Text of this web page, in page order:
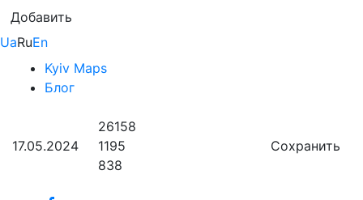
Добавить
UaRuEn
Kyiv Maps
Блог
17.05.2024
26158
1195
838
Сохранить